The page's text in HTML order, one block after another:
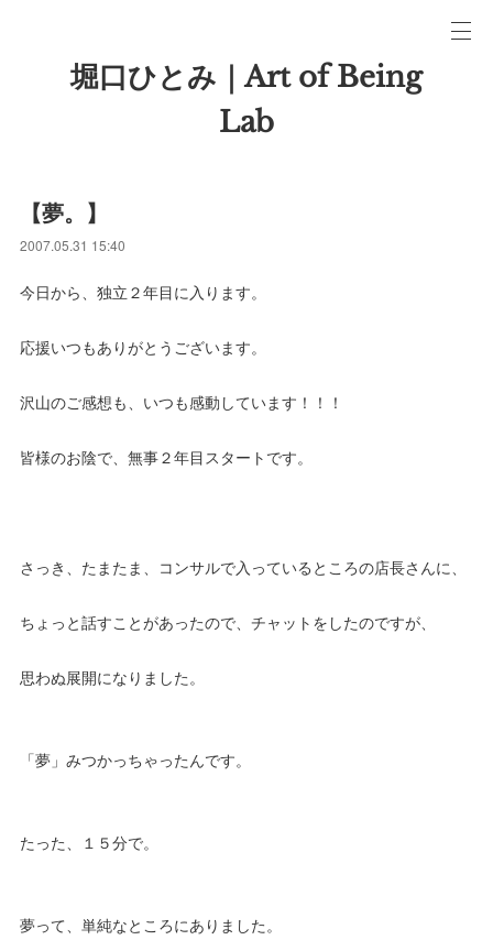
堀口ひとみ｜Art of Being
Lab
【夢。】
2007.05.31 15:40
今日から、独立２年目に入ります。
応援いつもありがとうございます。
沢山のご感想も、いつも感動しています！！！
皆様のお陰で、無事２年目スタートです。
さっき、たまたま、コンサルで入っているところの店長さんに、
ちょっと話すことがあったので、チャットをしたのですが、
思わぬ展開になりました。
「夢」みつかっちゃったんです。
たった、１５分で。
夢って、単純なところにありました。